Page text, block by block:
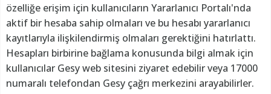
özelliğe erişim için kullanıcıların Yararlanıcı Portalı'nda
aktif bir hesaba sahip olmaları ve bu hesabı yararlanıcı
kayıtlarıyla ilişkilendirmiş olmaları gerektiğini hatırlattı.
Hesapları birbirine bağlama konusunda bilgi almak için
kullanıcılar Gesy web sitesini ziyaret edebilir veya 17000
numaralı telefondan Gesy çağrı merkezini arayabilirler.